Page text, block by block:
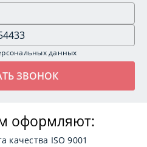
данных
оформляют:
качества ISO 9001